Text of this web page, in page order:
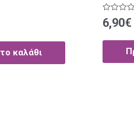
καλάθι
με
από
6,90€